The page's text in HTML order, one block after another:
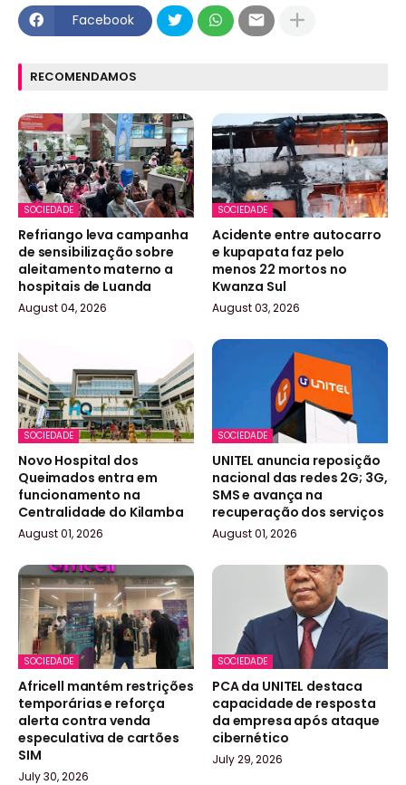
Facebook
RECOMENDAMOS
SOCIEDADE
Refriango leva campanha
de sensibilização sobre
aleitamento materno a
hospitais de Luanda
August 04, 2026
SOCIEDADE
Acidente entre autocarro
e kupapata faz pelo
menos 22 mortos no
Kwanza Sul
August 03, 2026
SOCIEDADE
Novo Hospital dos
Queimados entra em
funcionamento na
Centralidade do Kilamba
August 01, 2026
SOCIEDADE
UNITEL anuncia reposição
nacional das redes 2G; 3G,
SMS e avança na
recuperação dos serviços
August 01, 2026
SOCIEDADE
Africell mantém restrições
temporárias e reforça
alerta contra venda
especulativa de cartões
SIM
July 30, 2026
SOCIEDADE
PCA da UNITEL destaca
capacidade de resposta
da empresa após ataque
cibernético
July 29, 2026